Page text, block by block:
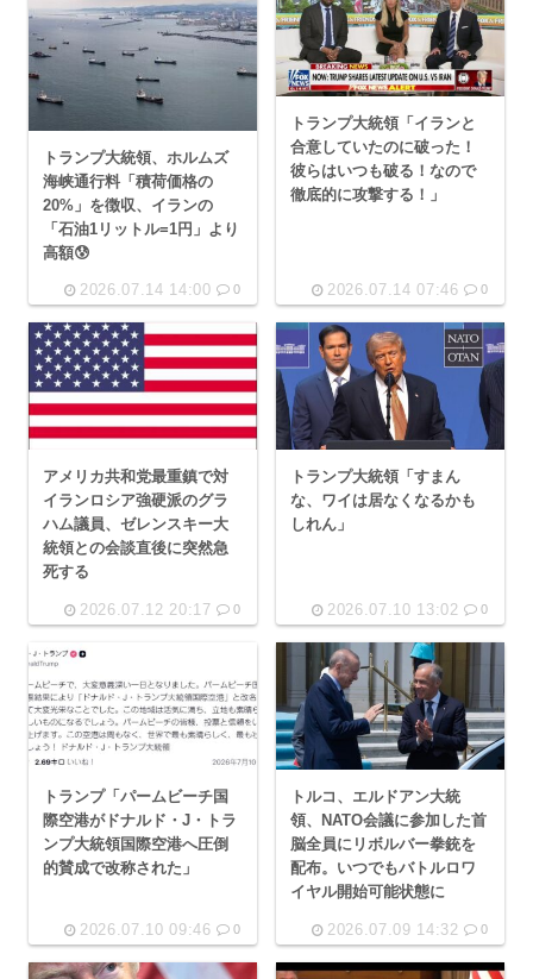
トランプ大統領、ホルムズ
海峡通行料「積荷価格の
20%」を徴収、イランの
「石油1リットル=1円」より
高額😰
2026.07.14 14:00 0
トランプ大統領「イランと
合意していたのに破った！
彼らはいつも破る！なので
徹底的に攻撃する！」
2026.07.14 07:46 0
アメリカ共和党最重鎮で対
イランロシア強硬派のグラ
ハム議員、ゼレンスキー大
統領との会談直後に突然急
死する
2026.07.12 20:17 0
トランプ大統領「すまん
な、ワイは居なくなるかも
しれん」
2026.07.10 13:02 0
トランプ「パームビーチ国
際空港がドナルド・J・トラ
ンプ大統領国際空港へ圧倒
的賛成で改称された」
2026.07.10 09:46 0
トルコ、エルドアン大統
領、NATO会議に参加した首
脳全員にリボルバー拳銃を
配布。いつでもバトルロワ
イヤル開始可能状態に
2026.07.09 14:32 0